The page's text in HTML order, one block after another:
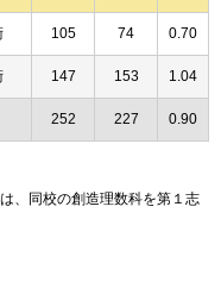
105 74 0.70
147 153 1.04
252 227 0.90
、同校の創造理数科を第１志